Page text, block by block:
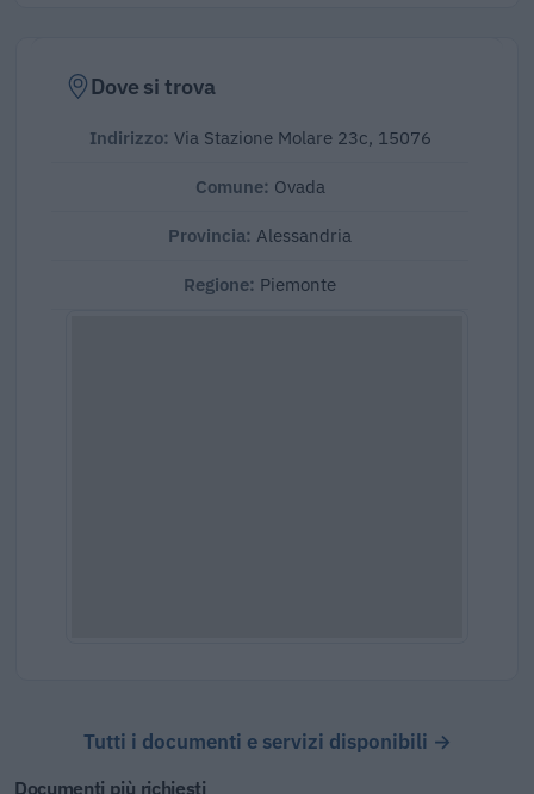
Dove si trova
Indirizzo: Via Stazione Molare 23c, 15076
Comune: Ovada
Provincia: Alessandria
Regione: Piemonte
Tutti i documenti e servizi disponibili →
Documenti più richiesti